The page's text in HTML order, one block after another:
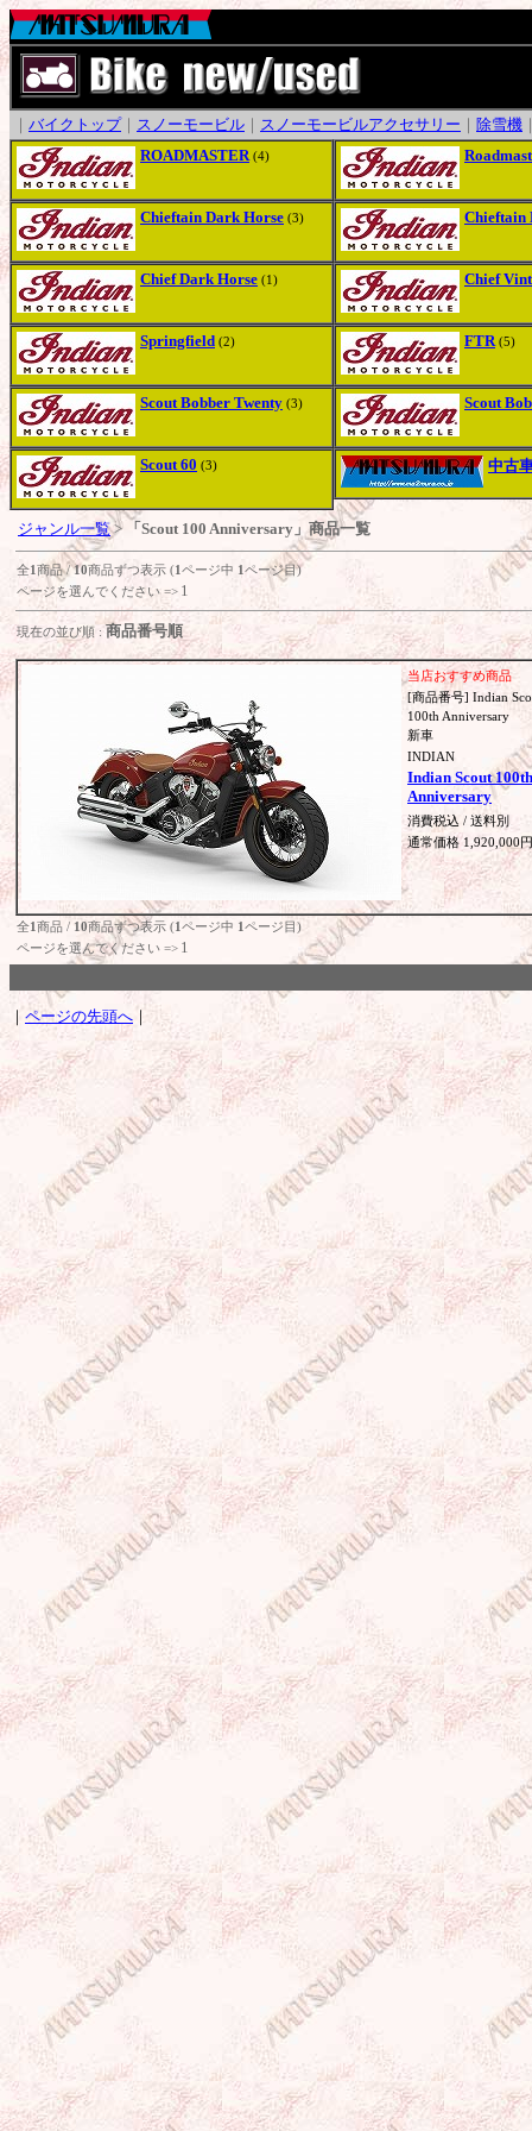
バイクトップ｜ スノーモービル スノーモービルアクセサリー 除雪機
ROADMASTER (4)
Chieftain Dark Horse (3) Chieftain
Chief Dark Horse (1) Chief
Springfield (2) FTR (5)
Scout Bobber Twenty (3) Scout
Scout 60 (3) 中古
ジャンル一覧> 「Scout 100 Anniversary」商品一覧
全1 商品 /10商品ずつ表示 (1 ページ中 1 ページ目)
ページを選んでください => 1
現在の並び順 :商品番号順
当店おすすめ商品
[商品番号] Indian
100th Anniversary
新車
INDIAN
Indian Scout 100th
Anniversary
消費税込 / 送料別
通常価格 1,920,000円
全1商品 / 10商品ずつ表示 (1ページ中 1ページ目)
ページを選んでください => 1
｜ ページの先頭へ ｜